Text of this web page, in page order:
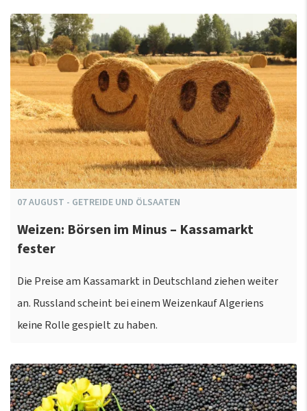
07AUGUST - GETREIDE UND ÖLSAATEN
Weizen: Börsen im Minus – Kassamarkt
fester
Die Preise am Kassamarkt in Deutschland ziehen weiter
an. Russland scheint bei einem Weizenkauf Algeriens
keine Rolle gespielt zu haben.